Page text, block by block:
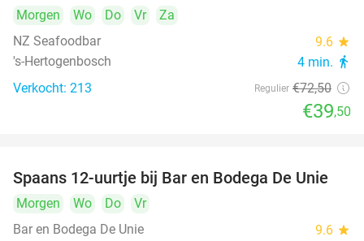
Morgen Wo Do Vr
Za
NZ Seafoodbar
9.6 star
's-Hertogenbosch 4 min. directions_walk
Verkocht: 213 Regulier €72,50
€39,50
42%
Spaans 12-uurtje bij Bar en Bodega De Unie
Morgen Wo Do
Vr
Bar en Bodega De Unie
9.6 star